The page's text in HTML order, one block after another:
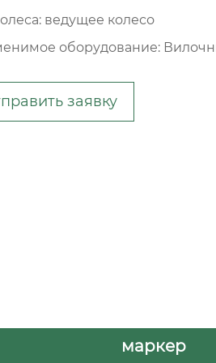
ведущее колесо
оборудование:
заявку
маркер